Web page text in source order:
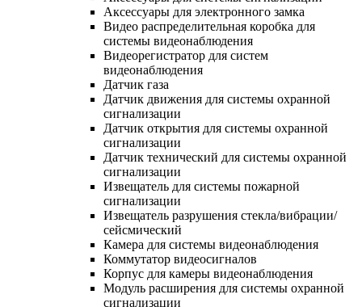
Аксессуары для электронного замка
Видео распределительная коробка для
системы видеонаблюдения
Видеорегистратор для систем
видеонаблюдения
Датчик газа
Датчик движения для системы охранной
сигнализации
Датчик открытия для системы охранной
сигнализации
Датчик технический для системы охранной
сигнализации
Извещатель для системы пожарной
сигнализации
Извещатель разрушения стекла/вибрации/
сейсмический
Камера для системы видеонаблюдения
Коммутатор видеосигналов
Корпус для камеры видеонаблюдения
Модуль расширения для системы охранной
сигнализации